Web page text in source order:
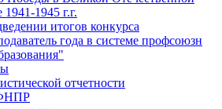
1941-1945 г.г.
итогов конкурса
года в системе профсоюзн
отчетности